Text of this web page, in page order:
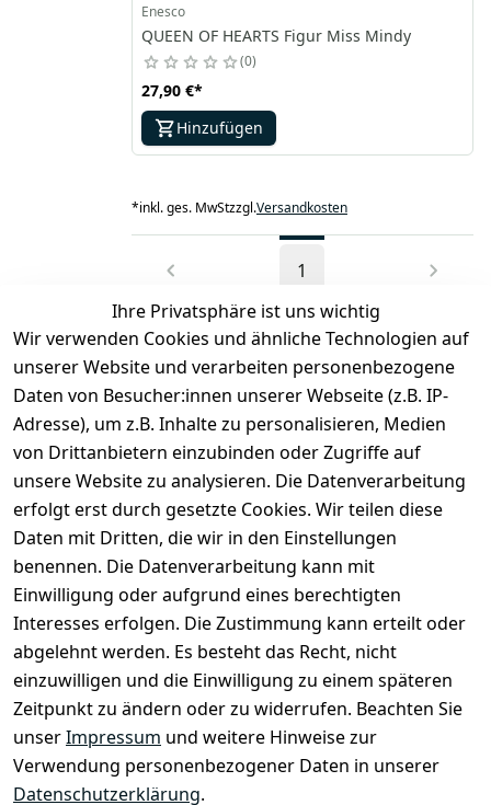
Enesco
QUEEN OF HEARTS Figur Miss Mindy
0
27,90 €*
Hinzufügen
*inkl. ges. MwStzzgl.Versandkosten
1
Ihre Privatsphäre ist uns wichtig
Wir verwenden Cookies und ähnliche Technologien auf
unserer Website und verarbeiten personenbezogene
Daten von Besucher:innen unserer Webseite (z.B. IP-
Adresse), um z.B. Inhalte zu personalisieren, Medien
von Drittanbietern einzubinden oder Zugriffe auf
unsere Website zu analysieren. Die Datenverarbeitung
erfolgt erst durch gesetzte Cookies. Wir teilen diese
Daten mit Dritten, die wir in den Einstellungen
benennen. Die Datenverarbeitung kann mit
Einwilligung oder aufgrund eines berechtigten
Interesses erfolgen. Die Zustimmung kann erteilt oder
abgelehnt werden. Es besteht das Recht, nicht
einzuwilligen und die Einwilligung zu einem späteren
Zeitpunkt zu ändern oder zu widerrufen. Beachten Sie
unserImpressum und weitere Hinweise zur
Verwendung personenbezogener Daten in unserer
Datenschutzerklärung.
Rechtliches
Impressum
AGB
Datenschutze
rklärung
Widerrufsbe
lehrung
Muster-
Widerrufsfo
rmular
Barrierefreihe
itserklärung
Kontakt
Kontakt
Registrieren